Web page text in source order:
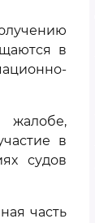
в
в
судов
часть